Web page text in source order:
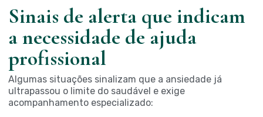
Sinais de alerta que indicam
a necessidade de ajuda
profissional
Algumas situações sinalizam que a ansiedade já
ultrapassou o limite do saudável e exige
acompanhamento especializado: